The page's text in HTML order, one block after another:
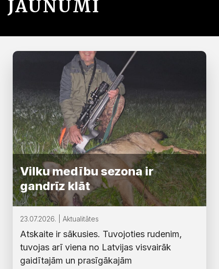
JAUNUMI
Vilku medību sezona ir
gandrīz klāt
23.07.2026. | Aktualitātes
Atskaite ir sākusies. Tuvojoties rudenim,
tuvojas arī viena no Latvijas visvairāk
gaidītajām un prasīgākajām